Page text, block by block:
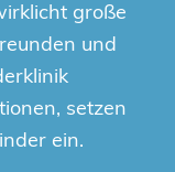
große
und
setzen
ein.